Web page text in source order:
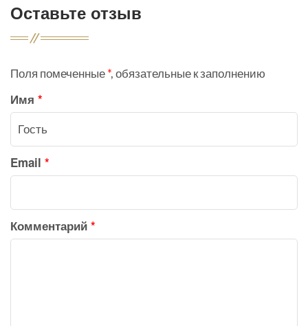
Оставьте отзыв
Поля помеченные*, обязательные к заполнению
Имя *
Email *
Комментарий *